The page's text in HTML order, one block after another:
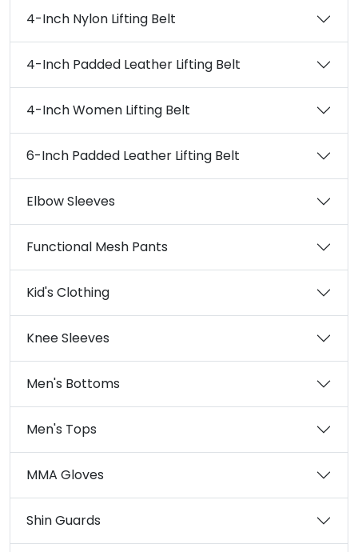
4-Inch Nylon Lifting Belt
4-Inch Padded Leather Lifting Belt
4-Inch Women Lifting Belt
6-Inch Padded Leather Lifting Belt
Elbow Sleeves
Functional Mesh Pants
Kid's Clothing
Knee Sleeves
Men's Bottoms
Men's Tops
MMA Gloves
Shin Guards